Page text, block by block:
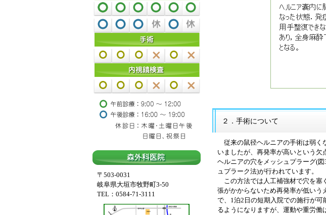
２．手術について
従来の鼠径ヘルニアの手術は弱く
いましたが、再発率が高いという
ヘルニアの穴をメッシュプラーグ(
ュプラーク法)が行われています。
この方法では人工補強材で穴を塞
張がかからないため再発率が低いう
で、1泊2日の短期入院での施行が
るようになりますが、運動や重労
〒503-0031
岐阜県大垣市牧野町3-50
TEL：0584-71-3111